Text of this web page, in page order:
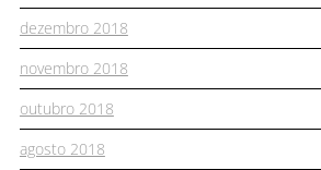
dezembro 2018
novembro 2018
outubro 2018
agosto 2018